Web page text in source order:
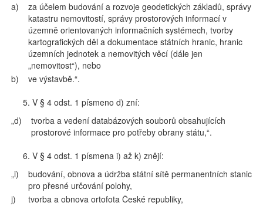
a)
za účelem budování a rozvoje geodetických základů, správy
katastru nemovitostí, správy prostorových informací v
územně orientovaných informačních systémech, tvorby
kartografických děl a dokumentace státních hranic, hranic
územních jednotek a nemovitých věcí (dále jen
„nemovitost“), nebo
b)
ve výstavbě.“.
5. V § 4 odst. 1 písmeno d) zní:
„d)
tvorba a vedení databázových souborů obsahujících
prostorové informace pro potřeby obrany státu,“.
6. V § 4 odst. 1 písmena i) až k) znějí:
„i)
budování, obnova a údržba státní sítě permanentních stanic
pro přesné určování polohy,
j)
tvorba a obnova ortofota České republiky,